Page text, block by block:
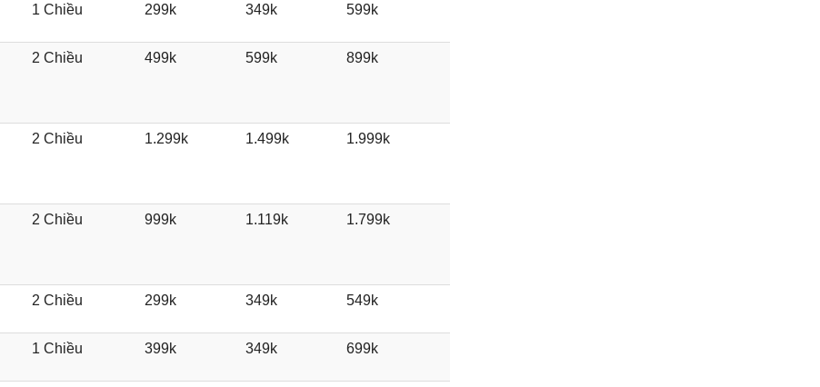
1 Chiều 299k 349k 599k
2 Chiều 499k 599k 899k
2 Chiều 1.299k 1.499k 1.999k
2 Chiều 999k 1.119k 1.799k
2 Chiều 299k 349k 549k
1 Chiều 399k 349k 699k